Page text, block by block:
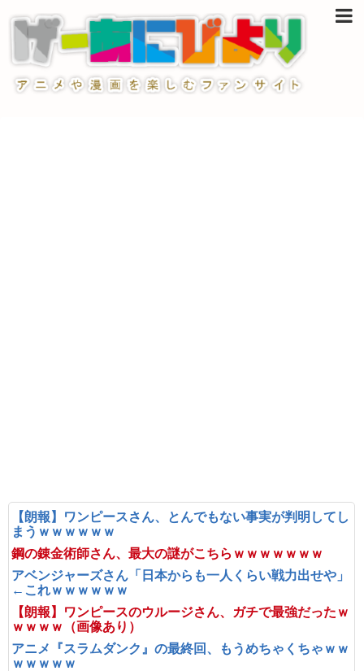
【朗報】ワンピースさん、とんでもない事実が判明してし
まうｗｗｗｗｗｗ
鋼の錬金術師さん、最大の謎がこちらｗｗｗｗｗｗｗ
アベンジャーズさん「日本からも一人くらい戦力出せや」
←これｗｗｗｗｗｗ
【朗報】ワンピースのウルージさん、ガチで最強だったｗ
ｗｗｗｗ（画像あり）
アニメ『スラムダンク』の最終回、もうめちゃくちゃｗｗ
ｗｗｗｗｗ